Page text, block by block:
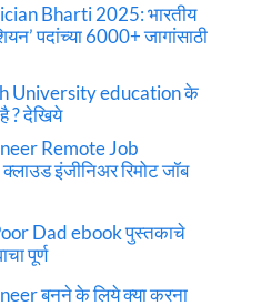
Bharti 2025: भारतीय
पदांच्या 6000+ जागांसाठी
University education के
? देखिये
Remote Job
इंजीनिअर रिमोट जॉब
Dad ebook पुस्तकाचे
पूर्ण
बनने के लिये क्या करना